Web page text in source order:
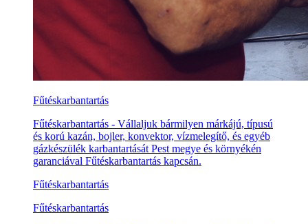
Fűtéskarbantartás
Fűtéskarbantartás - Vállaljuk bármilyen márkájú, típusú
és korú kazán, bojler, konvektor, vízmelegítő, és egyéb
gázkészülék karbantartását Pest megye és környékén
garanciával Fűtéskarbantartás kapcsán.
Fűtéskarbantartás
Fűtéskarbantartás